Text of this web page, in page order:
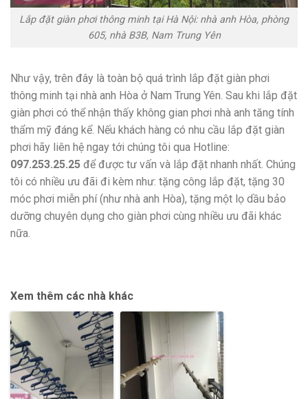
Lắp đặt giàn phơi thông minh tại Hà Nội: nhà anh Hòa, phòng
605, nhà B3B, Nam Trung Yên
Như vậy, trên đây là toàn bộ quá trình lắp đặt giàn phơi
thông minh tại nhà anh Hòa ở Nam Trung Yên. Sau khi lắp đặt
giàn phơi có thể nhận thấy không gian phơi nhà anh tăng tính
thẩm mỹ đáng kể. Nếu khách hàng có nhu cầu lắp đặt giàn
phơi hãy liên hệ ngay tới chúng tôi qua Hotline:
097.253.25.25 để được tư vấn và lắp đặt nhanh nhất. Chúng
tôi có nhiều ưu đãi đi kèm như: tặng công lắp đặt, tặng 30
móc phơi miễn phí (như nhà anh Hòa), tặng một lọ dầu bảo
dưỡng chuyên dụng cho giàn phơi cùng nhiều ưu đãi khác
nữa.
Xem thêm các nhà khác